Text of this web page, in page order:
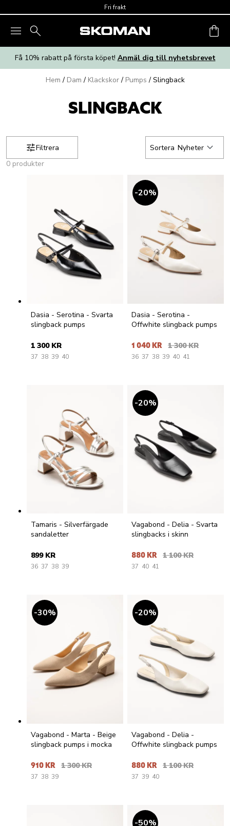
Fri frakt
Få 10% rabatt på första köpet! Anmäl dig till nyhetsbrevet
Hem / Dam / Klackskor / Pumps / Slingback
SLINGBACK
Filtrera Sortera Nyheter
0 produkter
Dasia - Serotina - Svarta
slingback pumps
1 300 KR
37 38 39 40
20%
Dasia - Serotina -
Offwhite slingback pumps
1 040 KR 1 300 KR
36 37 38 39 40 41
Tamaris - Silverfärgade
sandaletter
899 KR
36 37 38 39
20%
Vagabond - Delia - Svarta
slingbacks i skinn
880 KR 1 100 KR
37 40 41
30%
Vagabond - Marta - Beige
slingback pumps i mocka
910 KR 1 300 KR
37 38 39
20%
Vagabond - Delia -
Offwhite slingback pumps
880 KR 1 100 KR
37 39 40
50%